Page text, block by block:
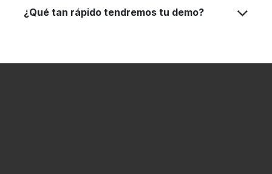
¿Qué tan rápido tendremos tu demo?